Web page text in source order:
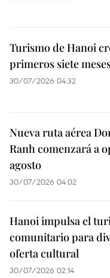
Turismo de Hanoi
primeros siete
30/07/2026 04:32
Nueva ruta aérea
Ranh comenzará a
agosto
30/07/2026 04:02
Hanoi impulsa el
comunitario para
oferta cultural
30/07/2026 02:14